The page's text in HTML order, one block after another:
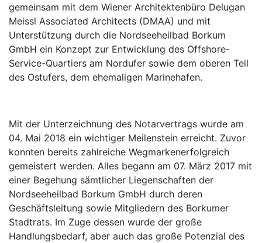
gemeinsam mit dem Wiener Architektenbüro Delugan
Meissl Associated Architects (DMAA) und mit
Unterstützung durch die Nordseeheilbad Borkum
GmbH ein Konzept zur Entwicklung des Offshore-
Service-Quartiers am Nordufer sowie dem oberen Teil
des Ostufers, dem ehemaligen Marinehafen.
Mit der Unterzeichnung des Notarvertrags wurde am
04. Mai 2018 ein wichtiger Meilenstein erreicht. Zuvor
konnten bereits zahlreiche Wegmarkenerfolgreich
gemeistert werden. Alles begann am 07. März 2017 mit
einer Begehung sämtlicher Liegenschaften der
Nordseeheilbad Borkum GmbH durch deren
Geschäftsleitung sowie Mitgliedern des Borkumer
Stadtrats. Im Zuge dessen wurde der große
Handlungsbedarf, aber auch das große Potenzial des